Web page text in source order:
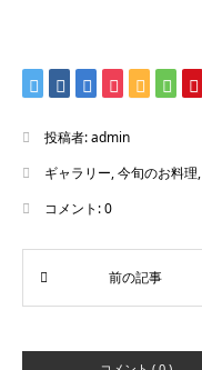
投稿者:admin
ギャラリー,今旬のお料理,
コメント:0